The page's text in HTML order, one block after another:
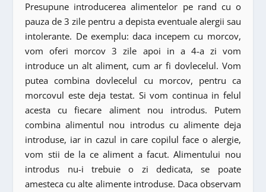
Presupune introducerea alimentelor pe rand cu o
pauza de 3 zile pentru a depista eventuale alergii sau
intolerante. De exemplu: daca incepem cu morcov,
vom oferi morcov 3 zile apoi in a 4-a zi vom
introduce un alt aliment, cum ar fi dovlecelul. Vom
putea combina dovlecelul cu morcov, pentru ca
morcovul este deja testat. Si vom continua in felul
acesta cu fiecare aliment nou introdus. Putem
combina alimentul nou introdus cu alimente deja
introduse, iar in cazul in care copilul face o alergie,
vom stii de la ce aliment a facut. Alimentului nou
introdus nu-i trebuie o zi dedicata, se poate
amesteca cu alte alimente introduse. Daca observam